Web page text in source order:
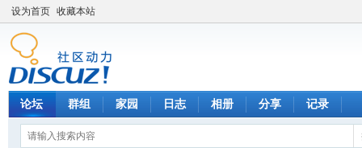
设为首页 收藏本站
论坛 群组 家园 日志 相册 分享 记录